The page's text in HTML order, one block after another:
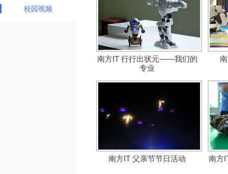
校园视频
南方IT 行行出状元——我们的
专业
南方IT 父亲节节日活动 南方